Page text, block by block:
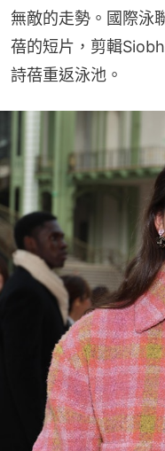
無敵的走勢。國際泳
蓓的短片，剪輯
詩蓓重返泳池。